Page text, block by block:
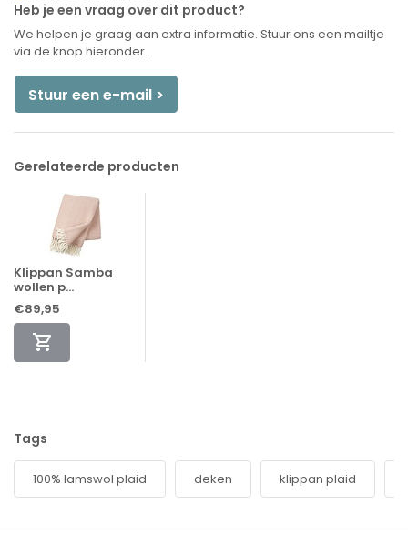
Heb je een vraag over dit product?
We helpen je graag aan extra informatie. Stuur ons een mailtje
via de knop hieronder.
Stuur een e-mail >
Gerelateerde producten
Klippan Samba
wollen p...
€89,95
Tags
100% lamswol plaid deken klippan plaid